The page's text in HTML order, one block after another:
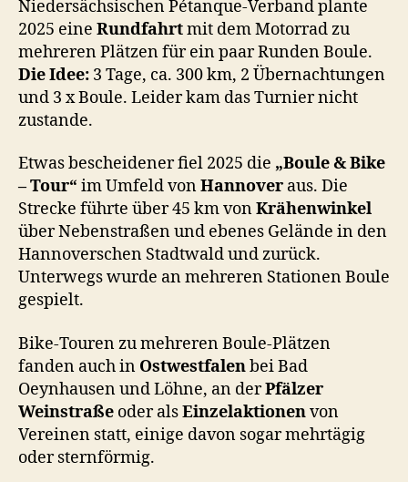
Niedersächsischen Pétanque-Verband plante
2025 eine Rundfahrtmit dem Motorrad zu
mehreren Plätzen für ein paar Runden Boule.
Die Idee: 3 Tage, ca. 300 km, 2 Übernachtungen
und 3 x Boule. Leider kam das Turnier nicht
zustande.
Etwas bescheidener fiel 2025 die „Boule & Bike
– Tour“ im Umfeld vonHannover aus. Die
Strecke führte über 45 km vonKrähenwinkel
über Nebenstraßen und ebenes Gelände in den
Hannoverschen Stadtwald und zurück.
Unterwegs wurde an mehreren Stationen Boule
gespielt.
Bike-Touren zu mehreren Boule-Plätzen
fanden auch in Ostwestfalenbei Bad
Oeynhausen und Löhne, an derPfälzer
Weinstraße oder alsEinzelaktionenvon
Vereinen statt, einige davon sogar mehrtägig
oder sternförmig.